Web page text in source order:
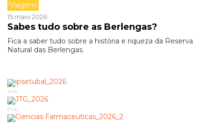
Viagens
15 maio 2026
Sabes tudo sobre as Berlengas?
Fica a saber tudo sobre a história e riqueza da Reserva
Natural das Berlengas.
Pub
Pub